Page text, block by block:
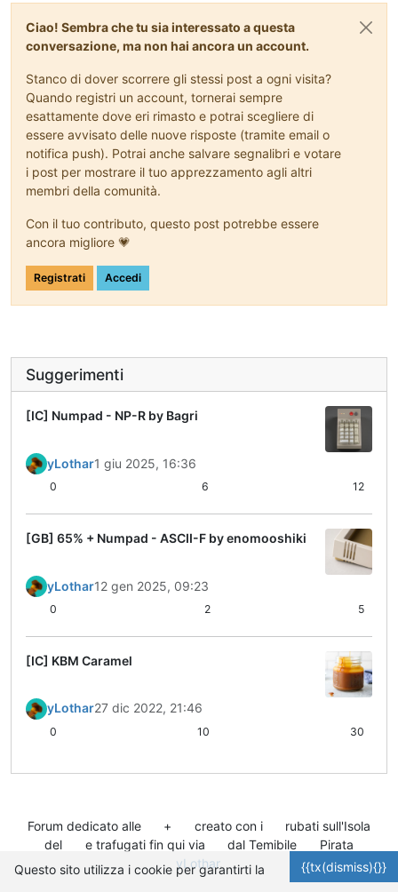
Ciao! Sembra che tu sia interessato a questa
conversazione, ma non hai ancora un account.
Stanco di dover scorrere gli stessi post a ogni visita?
Quando registri un account, tornerai sempre
esattamente dove eri rimasto e potrai scegliere di
essere avvisato delle nuove risposte (tramite email o
notifica push). Potrai anche salvare segnalibri e votare
i post per mostrare il tuo apprezzamento agli altri
membri della comunità.
Con il tuo contributo, questo post potrebbe essere
ancora migliore 💗
Registrati Accedi
Suggerimenti
[IC] Numpad - NP-R by Bagri
yLothar1 giu 2025, 16:36
0 6 12
[GB] 65% + Numpad - ASCII-F by enomooshiki
yLothar12 gen 2025, 09:23
0 2 5
[IC] KBM Caramel
yLothar27 dic 2022, 21:46
0 10 30
Forum dedicato alle + creato con i
rubati sull'Isola
del
e trafugati fin qui via dal Temibile
Pirata
yLothar. {{tx(dismiss){}}
Questo sito utilizza i cookie per garantirti la